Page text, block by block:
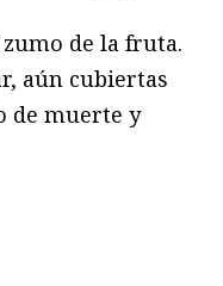
de la fruta.
aún cubiertas
de muerte y